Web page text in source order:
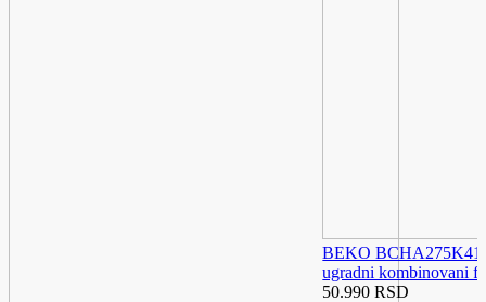
BEKO
ugradni kombinovani
50.990 RSD